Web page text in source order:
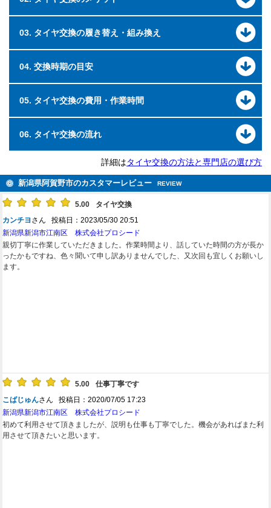
03. タイヤ交換の履き替え・組み換え
04. 交換時期の目安
05. タイヤ交換の費用・作業時間
06. タイヤ交換の流れ
詳細はタイヤ交換の方法と専門店の選び方
新潟県阿賀野市のカスタマーレビュー REVIEW
5.00
タイヤ交換
カンチヨ さん 投稿日：2023/05/30 20:51
新潟県新潟市江南区 株式会社プロシード
親切丁寧に作業していただきました。作業時間より、話していた時間の方が長か
ったかもですね、色々聞いて申し訳ありませんでした、又次回も宜しくお願いし
ます。
5.00
仕事丁寧です
こばじゅんさん 投稿日：2020/07/05 17:23
新潟県新潟市江南区 株式会社プロシード
初めて利用させて頂きましたが、説明も仕事も丁寧でした。機会があればまた利
用させて頂きたいと思います。